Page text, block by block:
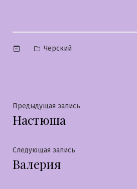
Опубликовано
Черский
Навигация
по
записям
Предыдущая запись
Настюша
Следующая запись
Валерия